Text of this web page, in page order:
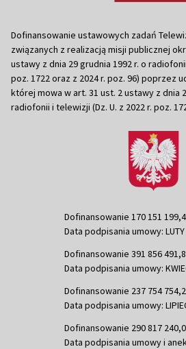
Dofinansowanie ustawowych zadań
związanych z realizacją misji publicznej
ustawy z dnia 29 grudnia 1992 r. o
poz. 1722 oraz z 2024 r. poz. 96) poprzez
której mowa w art. 31 ust. 2 ustawy z dnia
radiofonii i telewizji (Dz. U. z 2022 r. poz.
Dofinansowanie 170 151
Data podpisania umowy:
Dofinansowanie 391 856
Data podpisania umowy:
Dofinansowanie 237 754
Data podpisania umowy:
Dofinansowanie 290 817
Data podpisania umowy i